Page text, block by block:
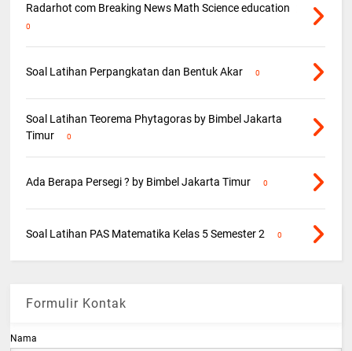
Radarhot com Breaking News Math Science education
0
Soal Latihan Perpangkatan dan Bentuk Akar 0
Soal Latihan Teorema Phytagoras by Bimbel Jakarta
Timur
0
Ada Berapa Persegi ? by Bimbel Jakarta Timur 0
Soal Latihan PAS Matematika Kelas 5 Semester 2 0
Formulir Kontak
Nama